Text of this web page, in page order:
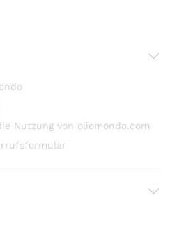
Nutzung von oliomondo.com